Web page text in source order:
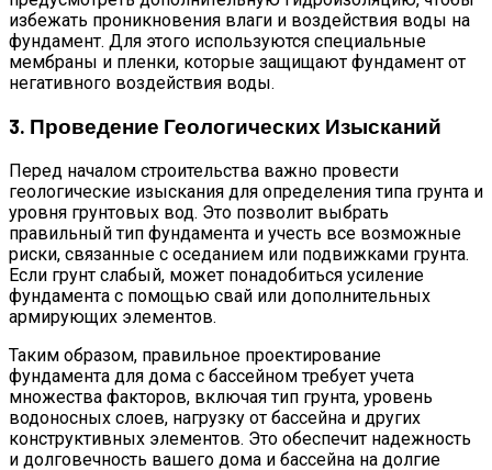
избежать проникновения влаги и воздействия воды на
фундамент. Для этого используются специальные
мембраны и пленки, которые защищают фундамент от
негативного воздействия воды.
3. Проведение Геологических Изысканий
Перед началом строительства важно провести
геологические изыскания для определения типа грунта и
уровня грунтовых вод. Это позволит выбрать
правильный тип фундамента и учесть все возможные
риски, связанные с оседанием или подвижками грунта.
Если грунт слабый, может понадобиться усиление
фундамента с помощью свай или дополнительных
армирующих элементов.
Таким образом, правильное проектирование
фундамента для дома с бассейном требует учета
множества факторов, включая тип грунта, уровень
водоносных слоев, нагрузку от бассейна и других
конструктивных элементов. Это обеспечит надежность
и долговечность вашего дома и бассейна на долгие